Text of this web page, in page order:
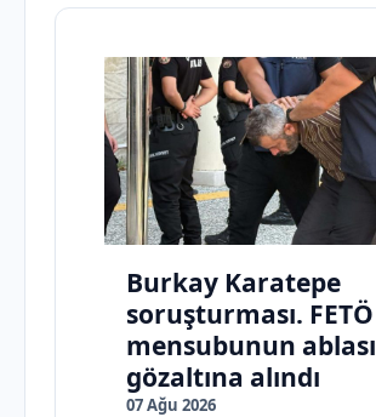
Burkay Karatepe
soruşturması. FETÖ
mensubunun ablası
gözaltına alındı
07 Ağu 2026